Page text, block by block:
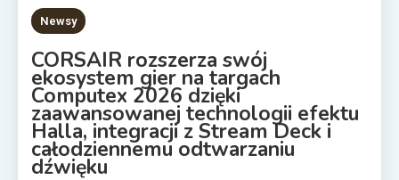
Newsy
CORSAIR rozszerza swój
ekosystem gier na targach
Computex 2026 dzięki
zaawansowanej technologii efektu
Halla, integracji z Stream Deck i
całodziennemu odtwarzaniu
dźwięku